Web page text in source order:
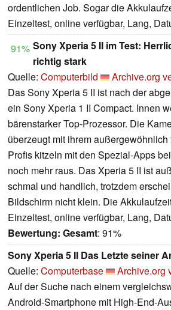
ordentlichen Job. Sogar die
Einzeltest, online verfügbar, Lang,
91% Sony Xperia 5 II im Test:
richtig stark
Quelle: Computerbild
Archive.org
Das Sony Xperia 5 II ist nach der
ein Sony Xperia 1 II Compact. Innen
bärenstarker Top-Prozessor. Die
überzeugt mit ihrem
Profis kitzeln mit den Spezial-Apps
noch mehr raus. Das Xperia 5 II ist
schmal und handlich, trotzdem
Bildschirm nicht klein. Die
Einzeltest, online verfügbar, Lang,
Bewertung: Gesamt: 91%
Sony Xperia 5 II Das Letzte seiner
Quelle: Computerbase
Archive.org
Auf der Suche nach einem
Android-Smartphone mit High-End-